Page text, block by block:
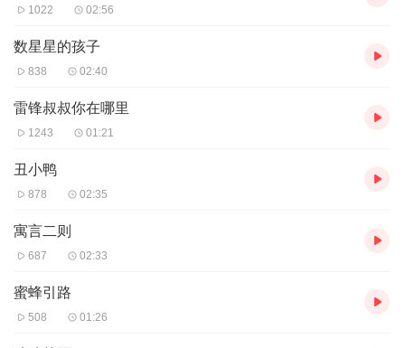
1022 02:56
数星星的孩子
838 02:40
雷锋叔叔你在哪里
1243 01:21
丑小鸭
878 02:35
寓言二则
687 02:33
蜜蜂引路
508 01:26